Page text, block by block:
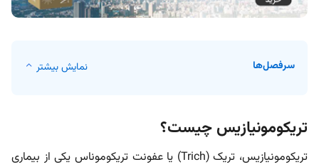
سرفصل‌ها نمایش بیشتر
تریکومونیازیس چیست؟
تریکومونیازیس، تریک (Trich) یا عفونت تریکوموناس یکی از بیماری‌